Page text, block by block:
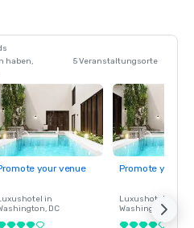
haben,
5 Veranstaltungsorte
your venue
in
, DC
Promote your
Luxushotel in
Washington